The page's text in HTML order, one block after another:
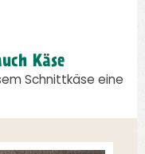
Käse
Schnittkäse eine